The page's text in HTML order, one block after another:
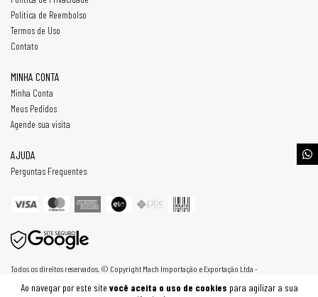
Ao navegar por este site você aceita o uso de cookies para agilizar a sua
Política de Reembolso
Termos de Uso
Contato
MINHA CONTA
Minha Conta
Meus Pedidos
Agende sua visita
AJUDA
Perguntas Frequentes
Todos os direitos reservados. © Copyright Mach Importação e Exportação Ltda -